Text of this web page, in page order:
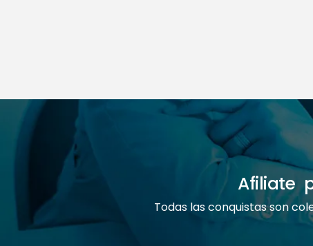
Afiliate
Todas las conquistas son